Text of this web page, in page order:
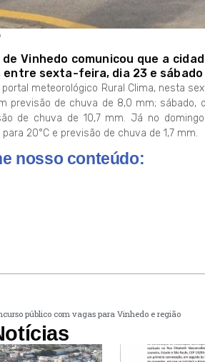
de Vinhedo comunicou que a
sexta-feira, dia 23 e sábado
meteorológico Rural Clima, nesta
previsão de chuva de 8,0 mm; sábado,
de chuva de 10,7 mm. Já no
20°C e previsão de chuva de 1,7 mm.
nosso conteúdo:
público com vagas para Vinhedo e região